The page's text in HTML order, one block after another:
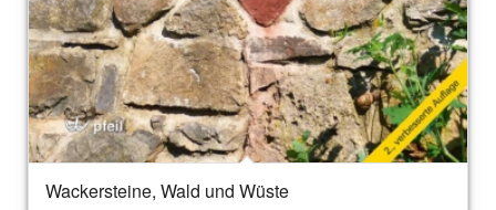
Wackersteine, Wald und Wüste